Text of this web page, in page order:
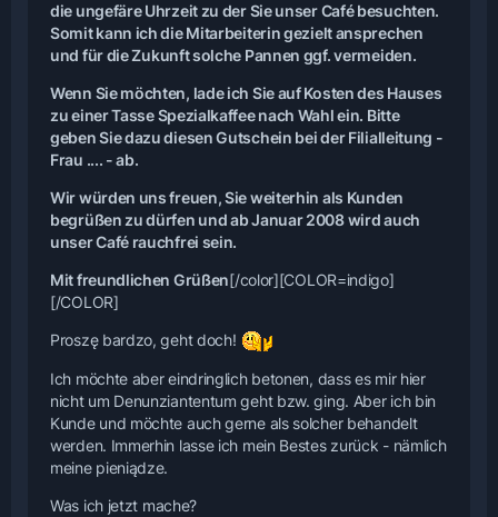
die ungefäre Uhrzeit zu der Sie unser Café besuchten.
Somit kann ich die Mitarbeiterin gezielt ansprechen
und für die Zukunft solche Pannen ggf. vermeiden.
Wenn Sie möchten, lade ich Sie auf Kosten des Hauses
zu einer Tasse Spezialkaffee nach Wahl ein. Bitte
geben Sie dazu diesen Gutschein bei der Filialleitung -
Frau .... - ab.
Wir würden uns freuen, Sie weiterhin als Kunden
begrüßen zu dürfen und ab Januar 2008 wird auch
unser Café rauchfrei sein.
Mit freundlichen Grüßen[/color][COLOR=indigo]
[/COLOR]
Proszę bardzo, geht doch!
Ich möchte aber eindringlich betonen, dass es mir hier
nicht um Denunziantentum geht bzw. ging. Aber ich bin
Kunde und möchte auch gerne als solcher behandelt
werden. Immerhin lasse ich mein Bestes zurück - nämlich
meine pieniądze.
Was ich jetzt mache?